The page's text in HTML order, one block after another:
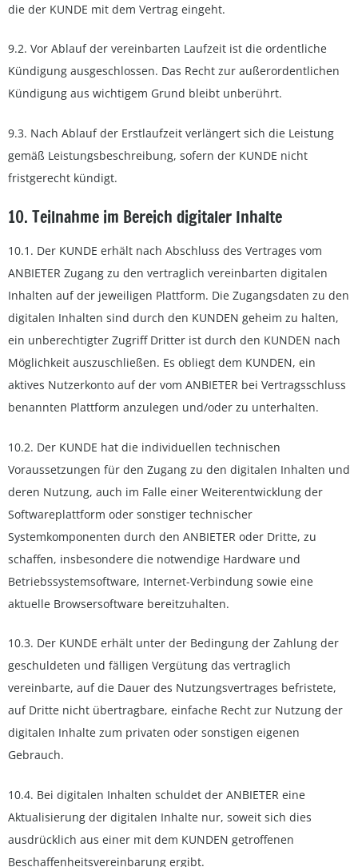
die der KUNDE mit dem Vertrag eingeht.
9.2. Vor Ablauf der vereinbarten Laufzeit ist die ordentliche
Kündigung ausgeschlossen. Das Recht zur außerordentlichen
Kündigung aus wichtigem Grund bleibt unberührt.
9.3. Nach Ablauf der Erstlaufzeit verlängert sich die Leistung
gemäß Leistungsbeschreibung, sofern der KUNDE nicht
fristgerecht kündigt.
10. Teilnahme im Bereich digitaler Inhalte
10.1. Der KUNDE erhält nach Abschluss des Vertrages vom
ANBIETER Zugang zu den vertraglich vereinbarten digitalen
Inhalten auf der jeweiligen Plattform. Die Zugangsdaten zu den
digitalen Inhalten sind durch den KUNDEN geheim zu halten,
ein unberechtigter Zugriff Dritter ist durch den KUNDEN nach
Möglichkeit auszuschließen. Es obliegt dem KUNDEN, ein
aktives Nutzerkonto auf der vom ANBIETER bei Vertragsschluss
benannten Plattform anzulegen und/oder zu unterhalten.
10.2. Der KUNDE hat die individuellen technischen
Voraussetzungen für den Zugang zu den digitalen Inhalten und
deren Nutzung, auch im Falle einer Weiterentwicklung der
Softwareplattform oder sonstiger technischer
Systemkomponenten durch den ANBIETER oder Dritte, zu
schaffen, insbesondere die notwendige Hardware und
Betriebssystemsoftware, Internet-Verbindung sowie eine
aktuelle Browsersoftware bereitzuhalten.
10.3. Der KUNDE erhält unter der Bedingung der Zahlung der
geschuldeten und fälligen Vergütung das vertraglich
vereinbarte, auf die Dauer des Nutzungsvertrages befristete,
auf Dritte nicht übertragbare, einfache Recht zur Nutzung der
digitalen Inhalte zum privaten oder sonstigen eigenen
Gebrauch.
10.4. Bei digitalen Inhalten schuldet der ANBIETER eine
Aktualisierung der digitalen Inhalte nur, soweit sich dies
ausdrücklich aus einer mit dem KUNDEN getroffenen
Beschaffenheitsvereinbarung ergibt.